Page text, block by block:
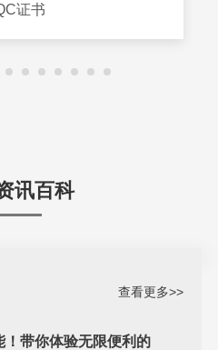
证书
讯百科
查看更多>>
带你体验无限便利的